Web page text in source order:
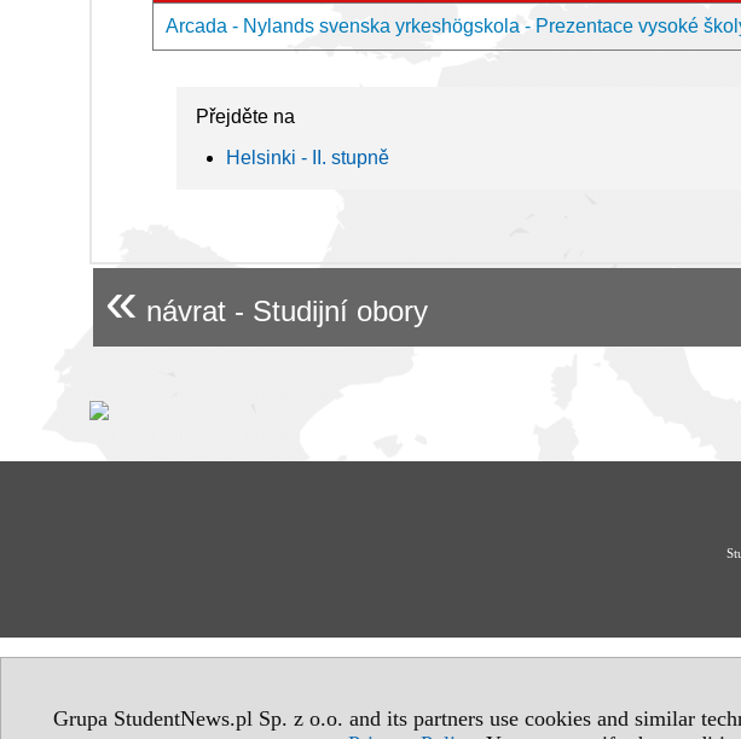
Grupa StudentNews.pl Sp. z o.o. and its partners use cookies and similar
Arcada - Nylands svenska yrkeshögskola - Prezentace vysoké
Přejděte na
Helsinki - II. stupně
« návrat - Studijní obory